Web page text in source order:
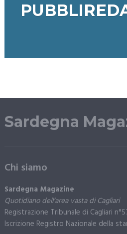
Sardegna
Chi siamo
Sardegna Magazine
Quotidiano dell’area vasta di Cagliari
Registrazione Tribunale di Cagliari
Iscrizione Registro Nazionale della